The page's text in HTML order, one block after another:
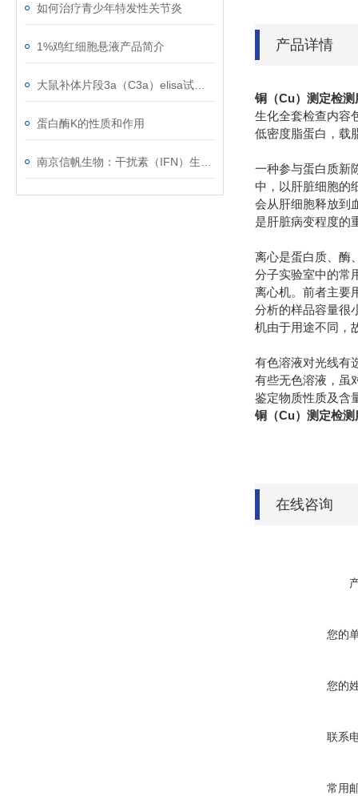
如何治疗青少年特发性关节炎
1%鸡红细胞悬液产品简介
蛋白酶K的性质和作用
产品详情
铜（Cu）测定检
生化全套检查内容
低密度脂蛋白，载
一种参与蛋白质新
中，以肝脏细胞的
会从肝细胞释放到
是肝脏病变程度的
离心是蛋白质、酶
分子实验室中的常
离心机。前者主要
分析的样品容量很
机由于用途不同，
有色溶液对光线有
有些无色溶液，虽
鉴定物质性质及含
铜（Cu）测定检
在线咨询
您的
您的
联系
常用